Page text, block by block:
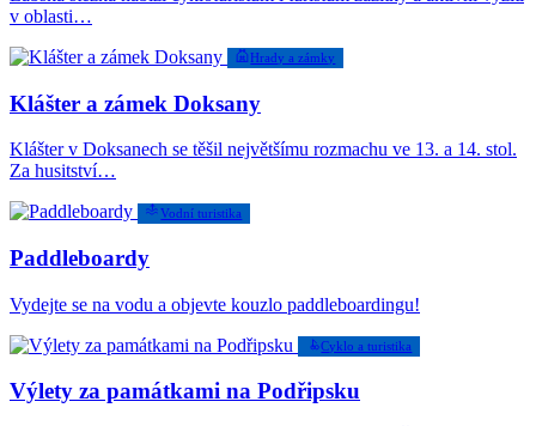
v oblasti…
Hrady a zámky
Klášter a zámek Doksany
Klášter v Doksanech se těšil největšímu rozmachu ve 13. a 14. stol.
Za husitství…
Vodní turistika
Paddleboardy
Vydejte se na vodu a objevte kouzlo paddleboardingu!
Cyklo a turistika
Výlety za památkami na Podřipsku